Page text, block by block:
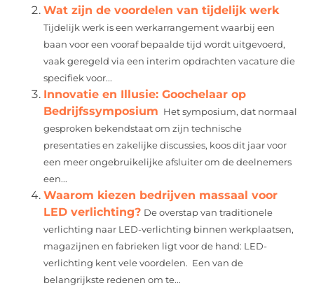
Wat zijn de voordelen van tijdelijk werk
Tijdelijk werk is een werkarrangement waarbij een
baan voor een vooraf bepaalde tijd wordt uitgevoerd,
vaak geregeld via een interim opdrachten vacature die
specifiek voor...
Innovatie en Illusie: Goochelaar op
Bedrijfssymposium Het symposium, dat normaal
gesproken bekendstaat om zijn technische
presentaties en zakelijke discussies, koos dit jaar voor
een meer ongebruikelijke afsluiter om de deelnemers
een...
Waarom kiezen bedrijven massaal voor
LED verlichting? De overstap van traditionele
verlichting naar LED-verlichting binnen werkplaatsen,
magazijnen en fabrieken ligt voor de hand: LED-
verlichting kent vele voordelen. Een van de
belangrijkste redenen om te...